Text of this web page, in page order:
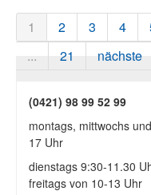
1 2 3 4
...
21 nächste
(0421) 98 99 52 99
montags, mittwochs
17 Uhr
dienstags 9:30-11.30
freitags von 10-13 Uhr